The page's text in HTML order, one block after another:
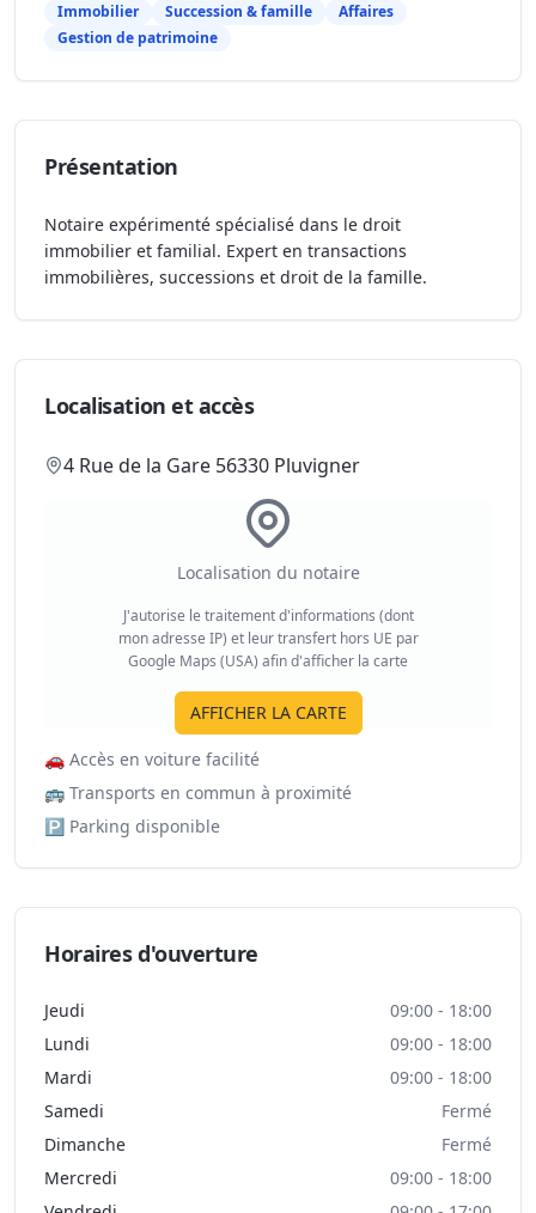
Immobilier Succession & famille
Affaires
Gestion de patrimoine
Présentation
Notaire expérimenté spécialisé dans le droit
immobilier et familial. Expert en transactions
immobilières, successions et droit de la famille.
Localisation et accès
4 Rue de la Gare 56330 Pluvigner
Localisation du notaire
J'autorise le traitement d'informations (dont
mon adresse IP) et leur transfert hors UE par
Google Maps (USA) afin d'afficher la carte
AFFICHER LA CARTE
🚗 Accès en voiture facilité
🚌 Transports en commun à proximité
🅿️ Parking disponible
Horaires d'ouverture
Jeudi
09:00 - 18:00
Lundi
09:00 - 18:00
Mardi
09:00 - 18:00
Samedi
Fermé
Dimanche
Fermé
Mercredi
09:00 - 18:00